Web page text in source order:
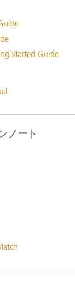
Started Guide
ノート